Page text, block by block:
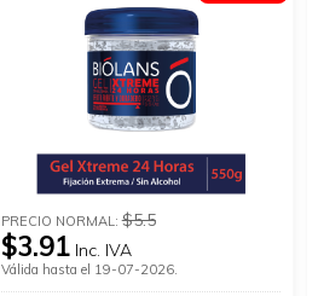
PRECIO NORMAL:$5.5
$3.91 Inc. IVA
Válida hasta el 19-07-2026.